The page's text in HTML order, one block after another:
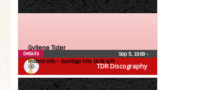
TDR Discography
Gyllene Tider
Instant Hits – Samtliga hits 1979 (LP)
Sep 5, 1989 •
Details